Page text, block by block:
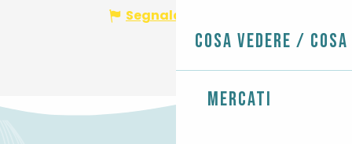
Cosa vedere /
Mercati
Segnala un errore